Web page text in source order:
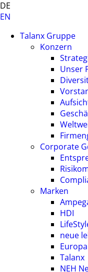
DE
EN
Talanx Gruppe
Konzern
Unser
Corporate
Marken
HDI
neue
Europa
Talanx
NEH